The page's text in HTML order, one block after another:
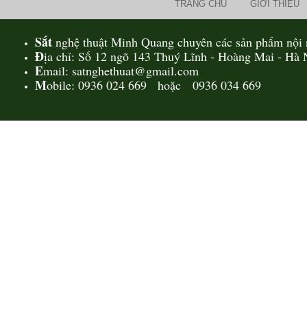
TRANG CHỦ GIỚI THIỆU
Sắt nghệ thuật Minh Quang chuyên các sản phẩm
Địa chỉ: Số 12 ngõ 143 Thuý Lĩnh - Hoàng Mai - Hà
Email: satnghethuat@gmail.com
Mobile: 0936 024 669 hoặc 0936 034 669